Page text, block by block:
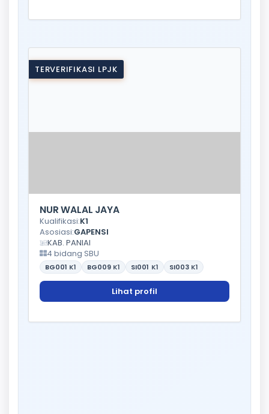
TERVERIFIKASI LPJK
NUR WALAL JAYA
Kualifikasi:K1
Asosiasi:GAPENSI
KAB. PANIAI
4 bidang SBU
BG001 K1 BG009 K1 SI001 K1 SI003 K1
Lihat profil